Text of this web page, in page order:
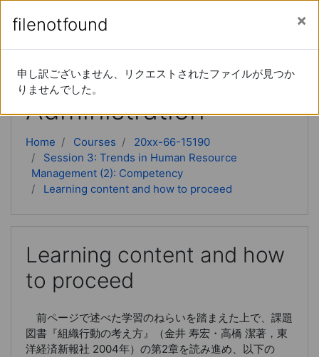
Side panel You are currently using guest access ( Log in)
Advanced Business
Administration
Home Courses
20xx-66-15190
Session 3: Trends in Human Resource
Management (2): Competency
Learning content and how to proceed
Learning content and how
to proceed
前ページで述べた学習のねらいを踏まえた上で、課題
図書『組織行動の考え方』（金井 寿宏・高橋 潔著，東
洋経済新報社 2004年）の第2章を読み進め、以下の
filenotfound
申し訳ございません、リクエストされたファイルが見つか
りませんでした。
filenotfound
申し訳ございません、リクエストされたファイルが見つか
りませんでした。